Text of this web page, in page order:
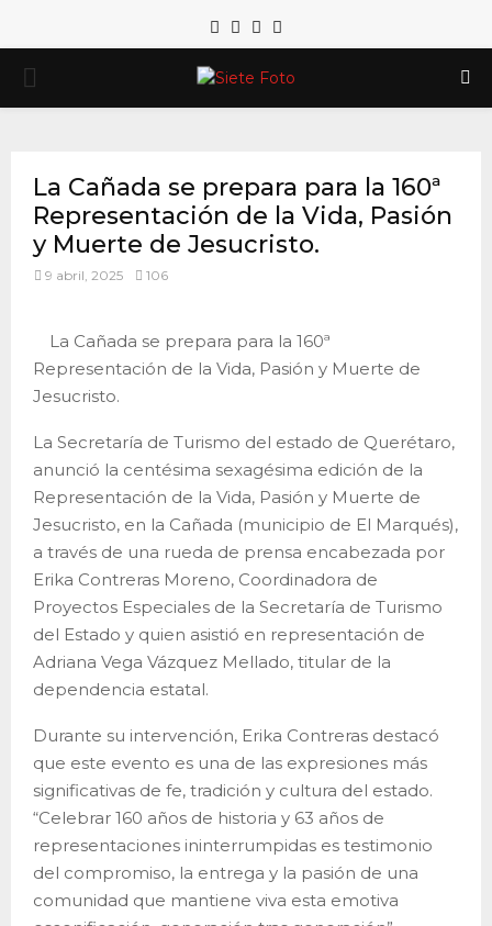
Facebook
TwitterInstagram
PRIMARY
La Cañada se prepara para la 160ª
Representación de la Vida, Pasión
y Muerte de Jesucristo.
9 abril, 2025 106
La Cañada se prepara para la 160ª
Representación de la Vida, Pasión y Muerte de
Jesucristo.
La Secretaría de Turismo del estado de Querétaro,
anunció la centésima sexagésima edición de la
Representación de la Vida, Pasión y Muerte de
Jesucristo, en la Cañada (municipio de El Marqués),
a través de una rueda de prensa encabezada por
Erika Contreras Moreno, Coordinadora de
Proyectos Especiales de la Secretaría de Turismo
del Estado y quien asistió en representación de
Adriana Vega Vázquez Mellado, titular de la
dependencia estatal.
Durante su intervención, Erika Contreras destacó
que este evento es una de las expresiones más
significativas de fe, tradición y cultura del estado.
“Celebrar 160 años de historia y 63 años de
representaciones ininterrumpidas es testimonio
del compromiso, la entrega y la pasión de una
comunidad que mantiene viva esta emotiva